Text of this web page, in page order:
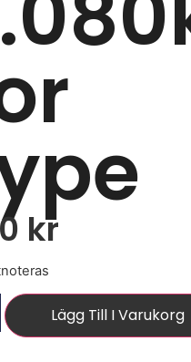
kr
Lägg Till I Varukorg